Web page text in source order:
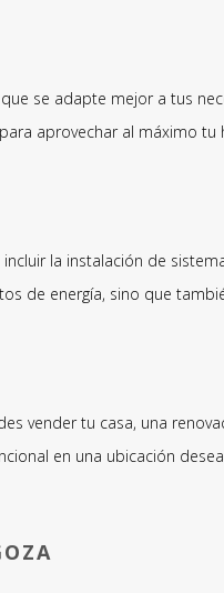
se adapte mejor a tus
aprovechar al máximo tu
la instalación de
de energía, sino que
vender tu casa, una
en una ubicación